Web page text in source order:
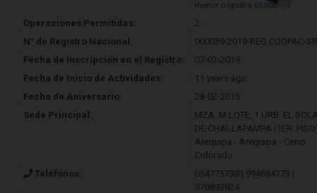
menor o igual a 65,000 UIT
Operaciones Permitidas:
2
N° de Registro Nacional:
000039-2019-REG.COOPAC-
Fecha de Inscripción en el Registro:
07-02-2019
Fecha de Inicio de Actividades:
11 years ago
Fecha de Aniversario:
28-02-2015
Sede Principal:
MZA. M LOTE. 1 URB. EL
DE CHALLAPAMPA (1ER.
Arequipa - Arequipa - Cerro
Colorado
Teléfonos:
054775738 | 994684773 |
970893824